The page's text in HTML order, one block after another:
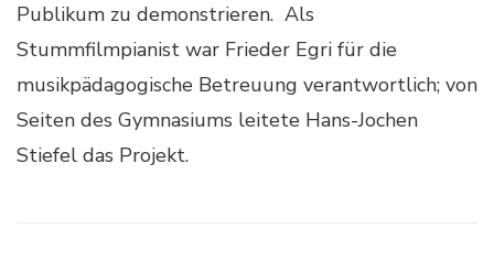
Publikum zu demonstrieren. Als
Stummfilmpianist war Frieder Egri für die
musikpädagogische Betreuung verantwortlich; von
Seiten des Gymnasiums leitete Hans-Jochen
Stiefel das Projekt.